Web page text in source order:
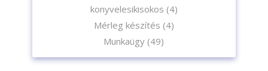
konyvelesikisokos (4)
Mérleg készítés (4)
Munkaügy (49)